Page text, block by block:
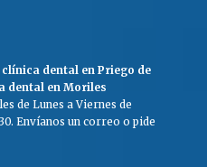
clínica dental en Priego de
dental en Moriles
de Lunes a Viernes de
Envíanos un correo o pide